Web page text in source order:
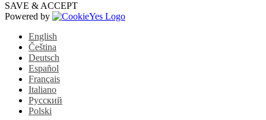
SAVE & ACCEPT
Powered by
English
Čeština
Deutsch
Español
Français
Italiano
Русский
Polski